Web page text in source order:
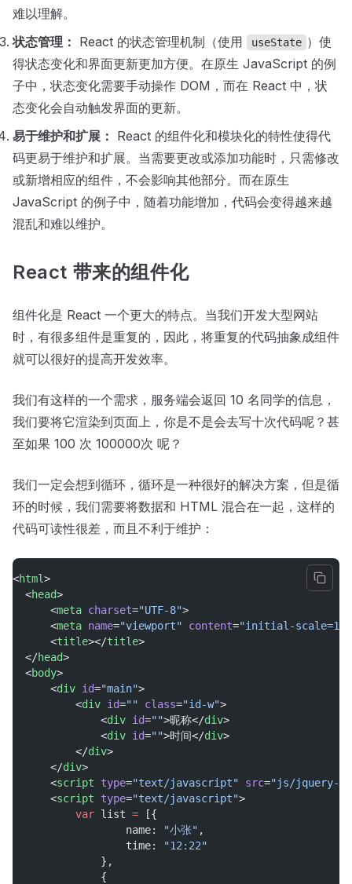
难以理解。
状态管理： React 的状态管理机制（使用 useState ）使
得状态变化和界面更新更加方便。在原生 JavaScript 的例
子中，状态变化需要手动操作 DOM，而在 React 中，状
态变化会自动触发界面的更新。
易于维护和扩展： React 的组件化和模块化的特性使得代
码更易于维护和扩展。当需要更改或添加功能时，只需修改
或新增相应的组件，不会影响其他部分。而在原生
JavaScript 的例子中，随着功能增加，代码会变得越来越
混乱和难以维护。
React 带来的组件化
组件化是 React 一个更大的特点。当我们开发大型网站
时，有很多组件是重复的，因此，将重复的代码抽象成组件
就可以很好的提高开发效率。
我们有这样的一个需求，服务端会返回 10 名同学的信息，
我们要将它渲染到页面上，你是不是会去写十次代码呢？甚
至如果 100 次 100000次 呢？
我们一定会想到循环，循环是一种很好的解决方案，但是循
环的时候，我们需要将数据和 HTML 混合在一起，这样的
代码可读性很差，而且不利于维护：
<html>
  <
head>
      <
meta charset="UTF-8">
      <
meta name="viewport" content="initial-scale=1.0,
      <
title></title>
  </
head>
  <
body>
      <
div id="main">
          <
div id="" class="id-w">
              <
div id="">昵称</div>
              <
div id="">时间</div>
          </
div>
      </
div>
      <
script type="text/javascript" src="js/jquery-
      <
script type="text/javascript">
var list = [{
                  name:
"小张" ,
                  time:
"12:22"
              },
              {